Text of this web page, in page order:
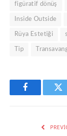
figüratif dönüş
Inside Outside
Rüya Estetiği
Tip
Facebook